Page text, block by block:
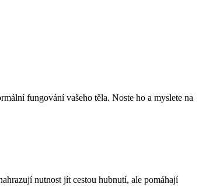
fungování vašeho těla. Noste ho a myslete na
nutnost jít cestou hubnutí, ale pomáhají